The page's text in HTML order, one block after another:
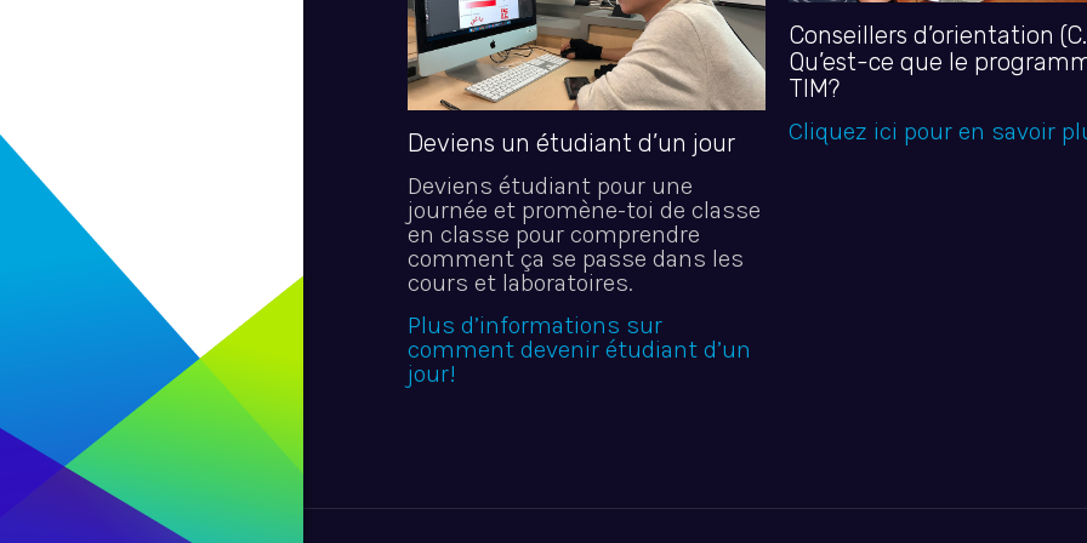
Deviens un étudiant d’un jour
Deviens étudiant pour une
journée et promène-toi de classe
en classe pour comprendre
comment ça se passe dans les
cours et laboratoires.
Plus d’informations sur
comment devenir étudiant d’un
jour!
Conseillers d’orientation
Qu’est-ce que le
TIM?
Cliquez ici pour en savoir